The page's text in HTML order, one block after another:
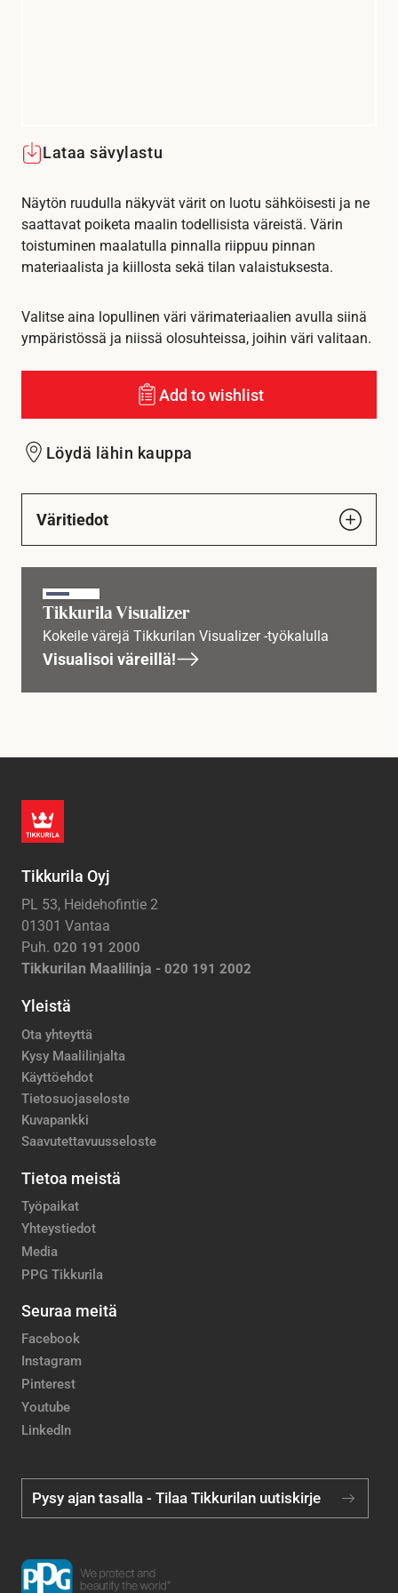
Lataa sävylastu
Näytön ruudulla näkyvät värit on luotu sähköisesti ja ne
saattavat poiketa maalin todellisista väreistä. Värin
toistuminen maalatulla pinnalla riippuu pinnan
materiaalista ja kiillosta sekä tilan valaistuksesta.
Valitse aina lopullinen väri värimateriaalien avulla siinä
ympäristössä ja niissä olosuhteissa, joihin väri valitaan.
Add to wishlist
Löydä lähin kauppa
Väritiedot
Tikkurila Visualizer
Kokeile värejä Tikkurilan Visualizer -työkalulla
Visualisoi väreillä!
Tikkurila Oyj
PL 53, Heidehofintie 2
01301 Vantaa
Puh. 020 191 2000
Tikkurilan Maalilinja - 020 191 2002
Yleistä
Ota yhteyttä
Kysy Maalilinjalta
Käyttöehdot
Tietosuojaseloste
Kuvapankki
Saavutettavuusseloste
Tietoa meistä
Työpaikat
Yhteystiedot
Media
PPG Tikkurila
Seuraa meitä
Facebook
Instagram
Pinterest
Youtube
LinkedIn
Pysy ajan tasalla - Tilaa Tikkurilan uutiskirje